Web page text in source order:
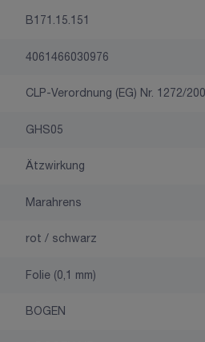
B171.15.151
4061466030976
CLP-Verordnung (EG) Nr. 1272/
GHS05
Ätzwirkung
Marahrens
rot / schwarz
Folie (0,1 mm)
BOGEN